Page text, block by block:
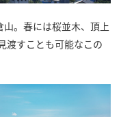
。春には桜並木、頂上
渡すことも可能なこの